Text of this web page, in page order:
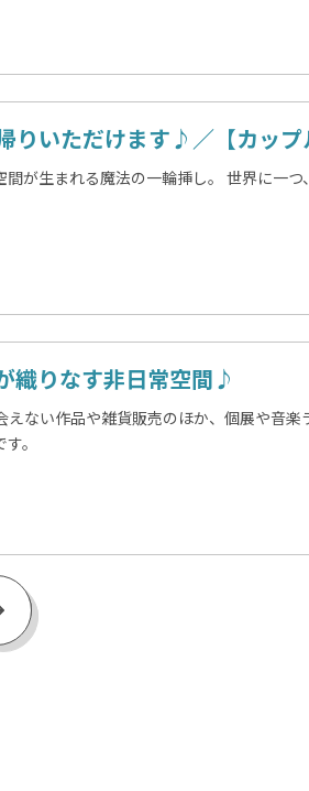
いただけます♪／【カップ
が生まれる魔法の一輪挿し。 世界に一
織りなす非日常空間♪
ない作品や雑貨販売のほか、個展や音楽
。